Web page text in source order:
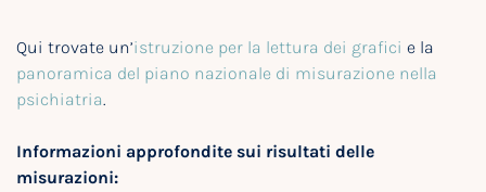
Qui trovate un’istruzione per la lettura dei grafici e la
panoramica del piano nazionale di misurazione nella
psichiatria.
Informazioni approfondite sui risultati delle
misurazioni: